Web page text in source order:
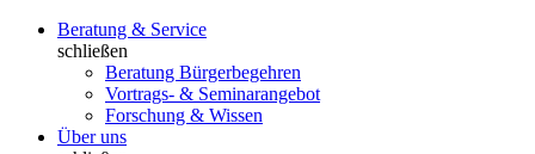
Beratung & Service
schließen
Beratung Bürgerbegehren
Vortrags- & Seminarangebot
Forschung & Wissen
Über uns